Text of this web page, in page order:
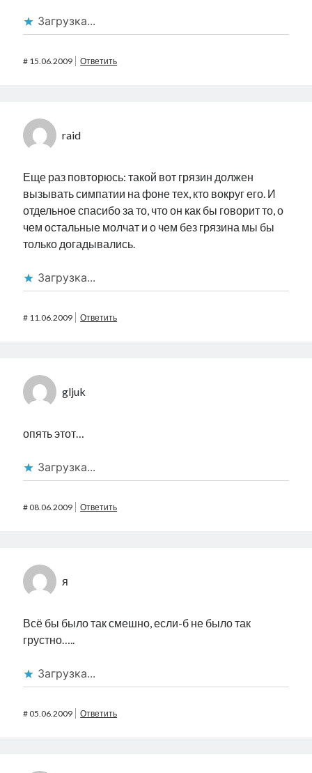
Загрузка...
# 15.06.2009 Ответить
raid
Еще раз повторюсь: такой вот грязин должен
вызывать симпатии на фоне тех, кто вокруг его. И
отдельное спасибо за то, что он как бы говорит то, о
чем остальные молчат и о чем без грязина мы бы
только догадывались.
Загрузка...
# 11.06.2009 Ответить
gljuk
опять этот…
Загрузка...
#08.06.2009 Ответить
я
Всё бы было так смешно, если-б не было так
грустно…..
Загрузка...
#05.06.2009 Ответить